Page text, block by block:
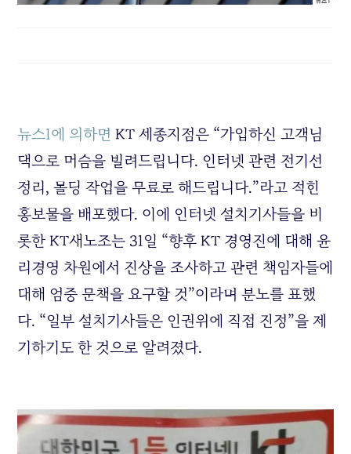
뉴스1에 의하면KT 세종지점은 “가입하신 고객님
댁으로 머슴을 빌려드립니다. 인터넷 관련 전기선
정리, 몰딩 작업을 무료로 해드립니다.”라고 적힌
홍보물을 배포했다. 이에 인터넷 설치기사들을 비
롯한 KT새노조는 31일 “향후 KT 경영진에 대해 윤
리경영 차원에서 진상을 조사하고 관련 책임자들에
대해 엄중 문책을 요구할 것”이라며 분노를 표했
다. “일부 설치기사들은 인권위에 직접 진정”을 제
기하기도 한 것으로 알려졌다.